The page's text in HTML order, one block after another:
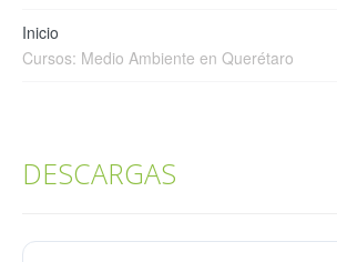
Inicio
Cursos: Medio Ambiente en Querétaro
DESCARGAS